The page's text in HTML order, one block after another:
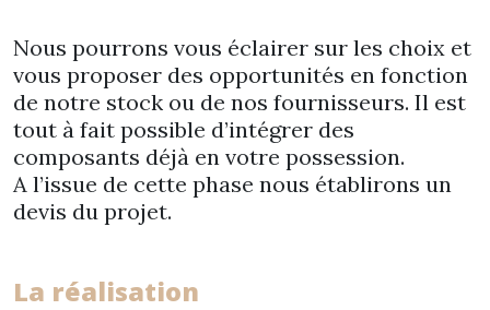
Nous pourrons vous éclairer sur les choix et
vous proposer des opportunités en fonction
de notre stock ou de nos fournisseurs. Il est
tout à fait possible d’intégrer des
composants déjà en votre possession.
A l’issue de cette phase nous établirons un
devis du projet.
La réalisation